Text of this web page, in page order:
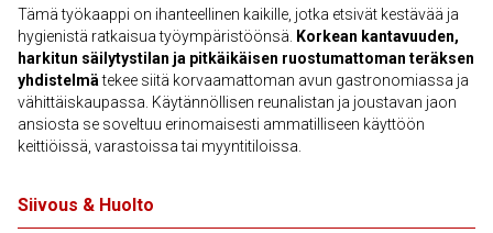
Tämä työkaappi on ihanteellinen kaikille, jotka etsivät kestävää ja
hygienistä ratkaisua työympäristöönsä.
Korkean kantavuuden,
harkitun säilytystilan ja pitkäikäisen ruostumattoman teräksen
yhdistelmätekee siitä korvaamattoman avun gastronomiassa ja
vähittäiskaupassa. Käytännöllisen reunalistan ja joustavan jaon
ansiosta se soveltuu erinomaisesti ammatilliseen käyttöön
keittiöissä, varastoissa tai myyntitiloissa.
Siivous & Huolto